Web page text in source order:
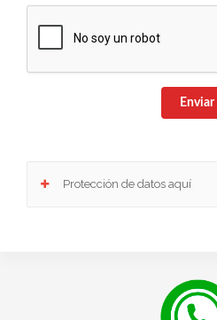
Enviar
Protección de datos aquí
: Consentimiento del interesado.